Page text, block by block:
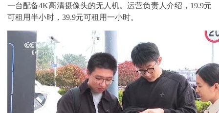
一台配备4K高清摄像头的无人机。运营负责人介绍，19.9元
可租用半小时，39.9元可租用一小时。